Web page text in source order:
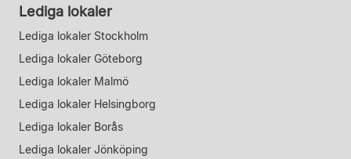
Lediga lokaler
Lediga lokaler Stockholm
Lediga lokaler Göteborg
Lediga lokaler Malmö
Lediga lokaler Helsingborg
Lediga lokaler Borås
Lediga lokaler Jönköping